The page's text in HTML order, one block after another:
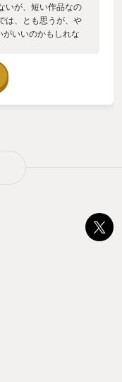
いが、短い作品なの
は、とも思うが、や
がいいのかもしれな